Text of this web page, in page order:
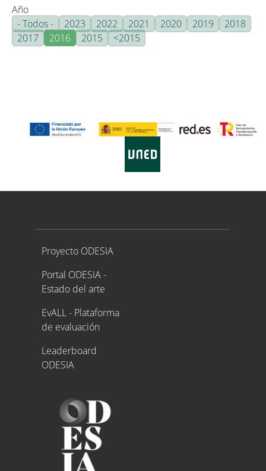
Año
- Todos -
2023 2022 2021 2020 2019
2018
2017
2016 2015 <2015
Proyecto ODESIA
Proyecto ODESIA
Portal ODESIA -
Estado del arte
EvALL - Plataforma
de evaluación
Leaderboard
ODESIA